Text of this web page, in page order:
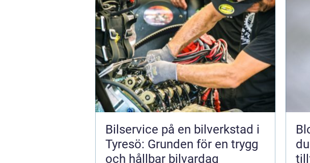
Bilservice på en bilverkstad i
Tyresö: Grunden för en trygg
och hållbar bilvardag